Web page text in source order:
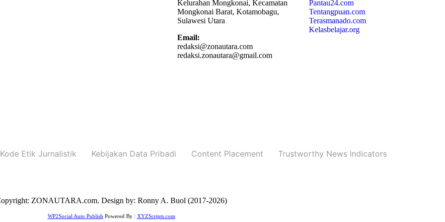
Kelurahan Mongkonai, Kecamatan
Mongkonai Barat, Kotamobagu,
Sulawesi Utara
Email:
redaksi@zonautara.com
redaksi.zonautara@gmail.com
Pantau24.com
Tentangpuan.com
Terasmanado.com
Kelasbelajar.org
Kode Etik Jurnalistik Kebijakan Data Pribadi Content Placement Trustworthy News Indicators
ZONAUTARA.com. Design by: Ronny A. Buol (2017-2026)
WP2Social Auto Publish Powered By : XYZScripts.com